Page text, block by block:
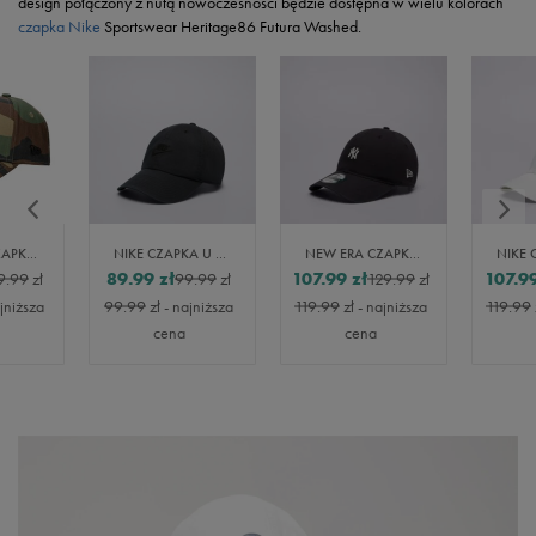
czapka Nike Sportswear Heritage86 Futura Washed.
NEW ERA CZAPKA LEAGUE ESSENTIAL 9FORTY NEYYAN WDC
zł
NIKE CZAPKA U NK CLUB U CB FUT WSH L
99.99zł
89.99 zł
99.99zł- najniższa
cena
NEW ERA CZAPKA MINI LOGO WASHED 920 NYY NEW YORK YANKEES
129.99zł
107.99 zł
119.99zł- najniższa
cena
119.99